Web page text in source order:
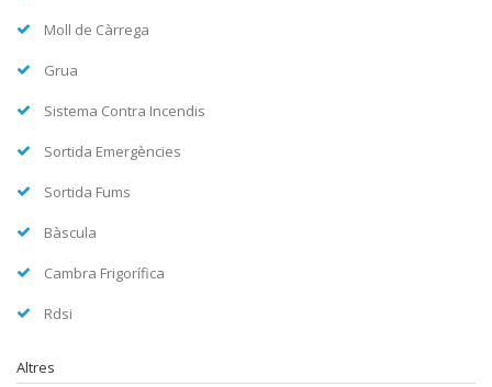
Moll de Càrrega
Grua
Sistema Contra Incendis
Sortida Emergències
Sortida Fums
Bàscula
Cambra Frigorífica
Rdsi
Altres